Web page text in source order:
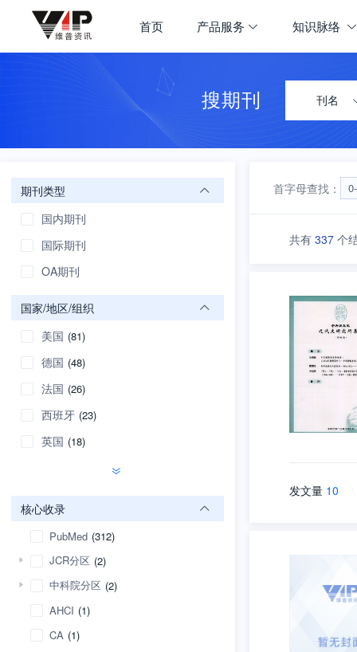
首页 产品服务 知识脉络
期刊大全 首页 学科导航
搜期刊 刊名
期刊类型
国内期刊
国际期刊
OA期刊
国家/地区/组织
美国 (81)
德国 (48)
法国 (26)
西班牙 (23)
英国 (18)
核心收录
PubMed (312)
JCR分区 (2)
中科院分区 (2)
AHCI (1)
CA (1)
首字母查找：
共有 337 个
发文量 10